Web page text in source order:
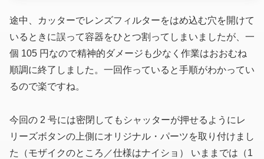
途中、カッターでレンズフィルターをはめ込む穴を開けて
いるときに誤って容器をひとつ割ってしまいましたが、一
個 105 円なので精神的ダメージも少なく作業はおおむね
順調に終了しました。一回作っていると手順がわかってい
るので楽ですね。
今回の 2 号には密閉してもシャッターが押せるようにレ
リーズボタンの上側にオリジナル・パーツを取り付けまし
た
（モザイクのところ／仕様はナイショ） いままでは （1